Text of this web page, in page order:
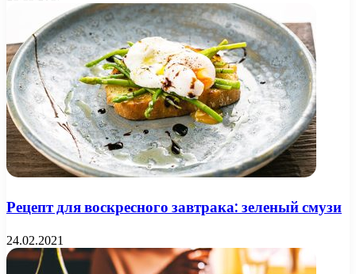
Рецепт для воскресного завтрака: зеленый смузи
24.02.2021